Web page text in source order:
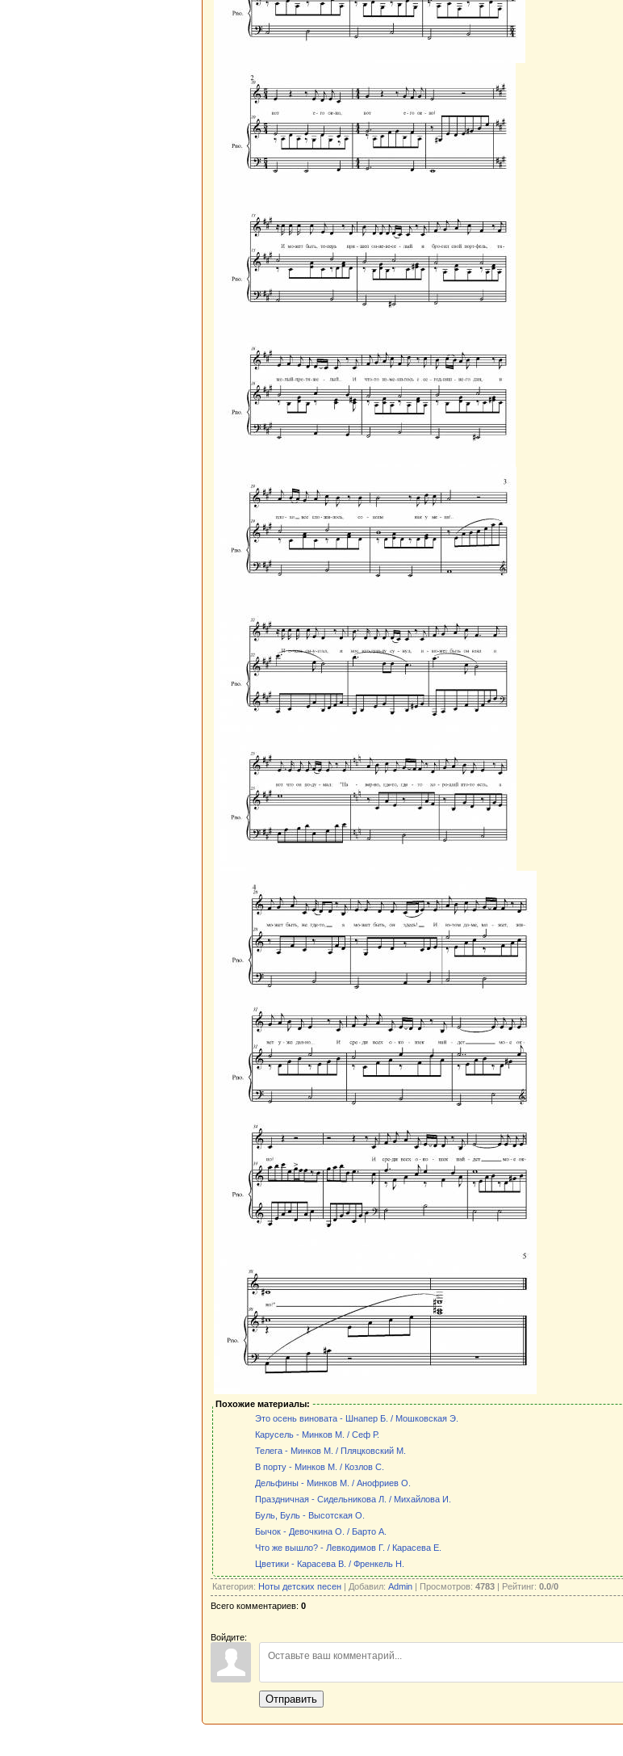
Похожие материалы:
Это осень виновата - Шнапер Б. / Мошковская Э.
Карусель - Минков М. / Сеф Р.
Телега - Минков М. / Пляцковский М.
В порту - Минков М. / Козлов С.
Дельфины - Минков М. / Анофриев О.
Праздничная - Сидельникова Л. / Михайлова И.
Буль, Буль - Высотская О.
Бычок - Девочкина О. / Барто А.
Что же вышло? - Левкодимов Г. / Карасева Е.
Цветики - Карасева В. / Френкель Н.
Категория: Ноты детских песен | Добавил: Admin | Просмотров: 4783 | Рейтинг: 0.0/0
Всего комментариев: 0
Войдите:
Отправить